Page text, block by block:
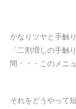
かなりツヤと手触
「二割増しの手触
間・・・このメニ
それをどうやって